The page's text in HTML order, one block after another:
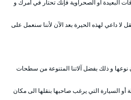
البعيدة او الصحراوية فإنك تحتار في أمرك و
داعي لهذه الحيرة بعد الآن لأننا سنعمل على
و ذلك بفضل آلاتنا المتنوعة من سطحات
السيارة التي يرغب صاحبها بنقلها الى مكان